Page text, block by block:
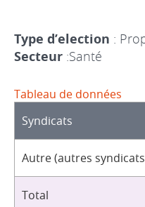
Type d’election :
Secteur :Santé
Tableau de données
Syndicats
Autre (autres
Total